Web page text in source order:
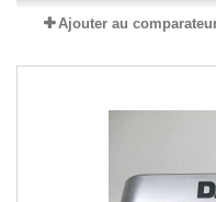
Ajouter au